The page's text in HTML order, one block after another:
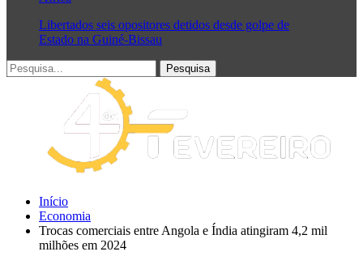
Libertados seis opositores detidos desde golpe de
Estado na Guiné-Bissau
Início
Economia
Trocas comerciais entre Angola e Índia atingiram 4,2 mil
milhões em 2024